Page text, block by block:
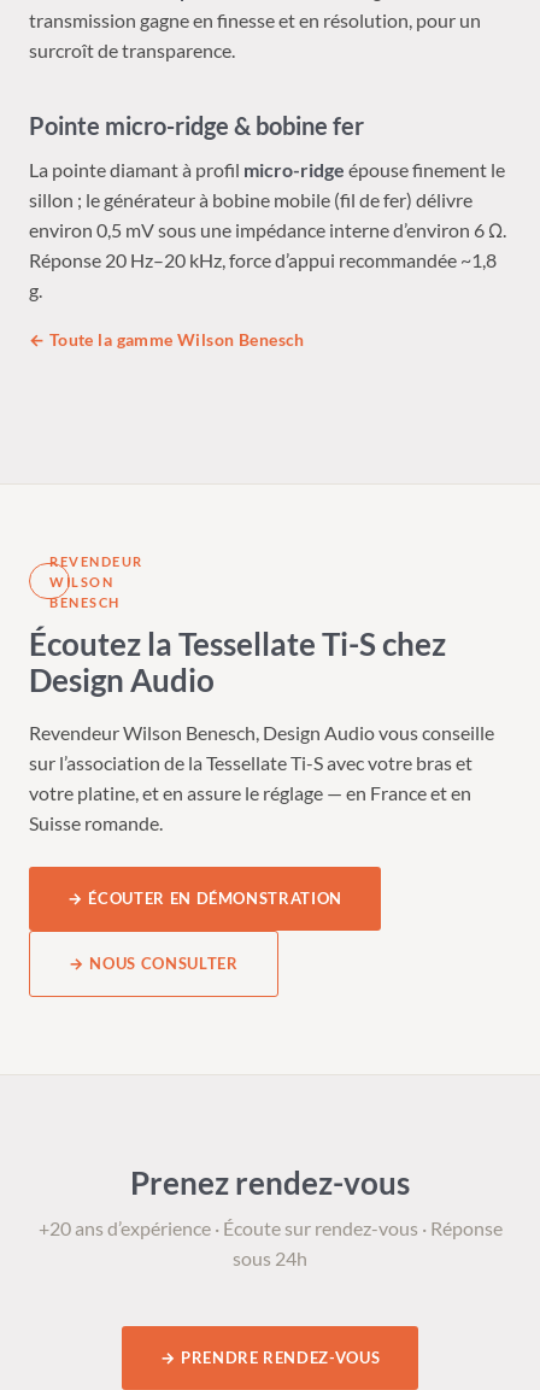
transmission gagne en finesse et en résolution, pour un
surcroît de transparence.
Pointe micro-ridge & bobine fer
La pointe diamant à profil micro-ridge épouse finement le
sillon ; le générateur à bobine mobile (fil de fer) délivre
environ 0,5 mV sous une impédance interne d’environ 6 Ω.
Réponse 20 Hz–20 kHz, force d’appui recommandée ~1,8
g.
← Toute la gamme Wilson Benesch
REVENDEUR
WILSON
BENESCH
Écoutez la Tessellate Ti-S chez
Design Audio
Revendeur Wilson Benesch, Design Audio vous conseille
sur l’association de la Tessellate Ti-S avec votre bras et
votre platine, et en assure le réglage — en France et en
Suisse romande.
→ ÉCOUTER EN DÉMONSTRATION
→ NOUS CONSULTER
Prenez rendez-vous
+20 ans d’expérience · Écoute sur rendez-vous · Réponse
sous 24h
→ PRENDRE RENDEZ-VOUS